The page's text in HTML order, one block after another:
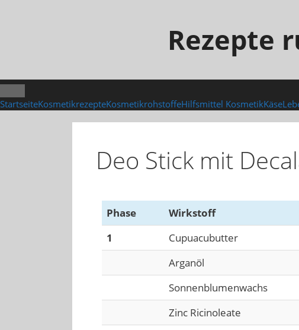
Rezepte
StartseiteKosmetikrezepteKosmetikrohstoffeHilfsmittel KosmetikKäse
Deo Stick mit
Phase Wirkstoff
1
Cupuacubutter
Arganöl
Sonnenblumenwachs
Zinc Ricinoleate